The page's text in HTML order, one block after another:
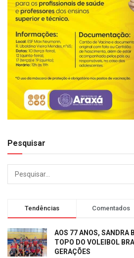
Pesquisar
Tendências Comentados
AOS 77 ANOS, SANDRA
TOPO DO VOLEIBOL
GERAÇÕES